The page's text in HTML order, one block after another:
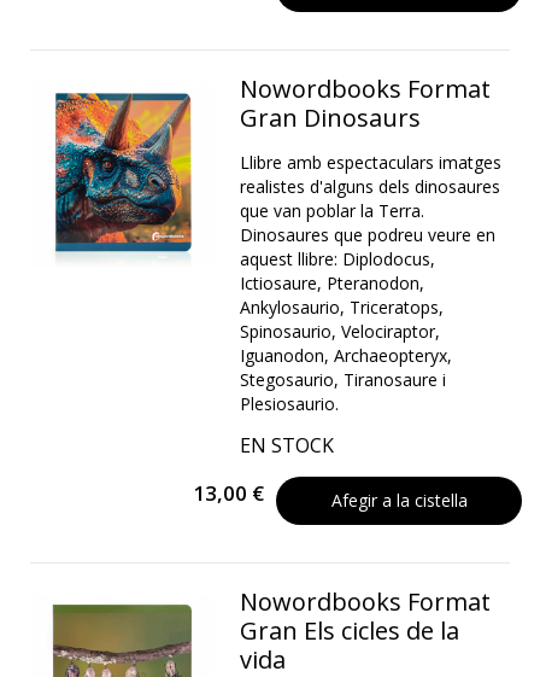
Nowordbooks Format
Gran Dinosaurs
Llibre amb espectaculars imatges
realistes d'alguns dels dinosaures
que van poblar la Terra.
Dinosaures que podreu veure en
aquest llibre: Diplodocus,
Ictiosaure, Pteranodon,
Ankylosaurio, Triceratops,
Spinosaurio, Velociraptor,
Iguanodon, Archaeopteryx,
Stegosaurio, Tiranosaure i
Plesiosaurio.
EN STOCK
13,00 € Afegir a la cistella
Nowordbooks Format
Gran Els cicles de la
vida